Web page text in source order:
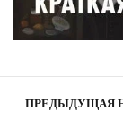
ПРЕДЫДУЩАЯ